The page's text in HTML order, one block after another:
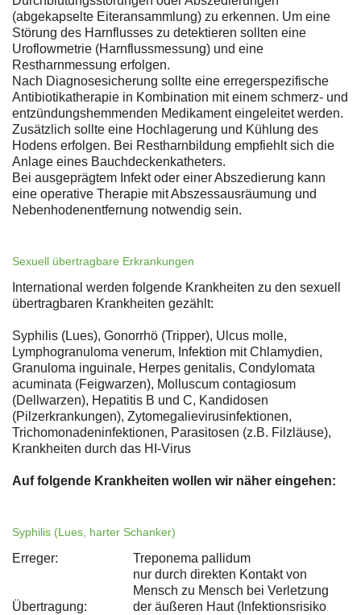
(abgekapselte Eiteransammlung) zu erkennen. Um eine
Störung des Harnflusses zu detektieren sollten eine
Uroflowmetrie (Harnflussmessung) und eine
Restharnmessung erfolgen.
Nach Diagnosesicherung sollte eine erregerspezifische
Antibiotikatherapie in Kombination mit einem schmerz- und
entzündungshemmenden Medikament eingeleitet werden.
Zusätzlich sollte eine Hochlagerung und Kühlung des
Hodens erfolgen. Bei Restharnbildung empfiehlt sich die
Anlage eines Bauchdeckenkatheters.
Bei ausgeprägtem Infekt oder einer Abszedierung kann
eine operative Therapie mit Abszessausräumung und
Nebenhodenentfernung notwendig sein.
Sexuell übertragbare Erkrankungen
International werden folgende Krankheiten zu den sexuell
übertragbaren Krankheiten gezählt:
Syphilis (Lues), Gonorrhö (Tripper), Ulcus molle,
Lymphogranuloma venerum, Infektion mit Chlamydien,
Granuloma inguinale, Herpes genitalis, Condylomata
acuminata (Feigwarzen), Molluscum contagiosum
(Dellwarzen), Hepatitis B und C, Kandidosen
(Pilzerkrankungen), Zytomegalievirusinfektionen,
Trichomonadeninfektionen, Parasitosen (z.B. Filzläuse),
Krankheiten durch das HI-Virus
Auf folgende Krankheiten wollen wir näher eingehen:
Syphilis (Lues, harter Schanker)
Erreger: Treponema pallidum
Übertragung:
nur durch direkten Kontakt von
Mensch zu Mensch bei Verletzung
der äußeren Haut (Infektionsrisiko